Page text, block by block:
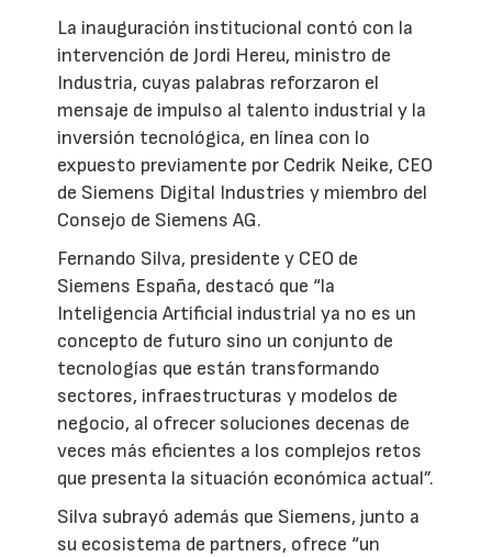
La inauguración institucional contó con la
intervención de Jordi Hereu, ministro de
Industria, cuyas palabras reforzaron el
mensaje de impulso al talento industrial y la
inversión tecnológica, en línea con lo
expuesto previamente por Cedrik Neike, CEO
de Siemens Digital Industries y miembro del
Consejo de Siemens AG.
Fernando Silva, presidente y CEO de
Siemens España, destacó que “la
Inteligencia Artificial industrial ya no es un
concepto de futuro sino un conjunto de
tecnologías que están transformando
sectores, infraestructuras y modelos de
negocio, al ofrecer soluciones decenas de
veces más eficientes a los complejos retos
que presenta la situación económica actual”.
Silva subrayó además que Siemens, junto a
su ecosistema de partners, ofrece “un